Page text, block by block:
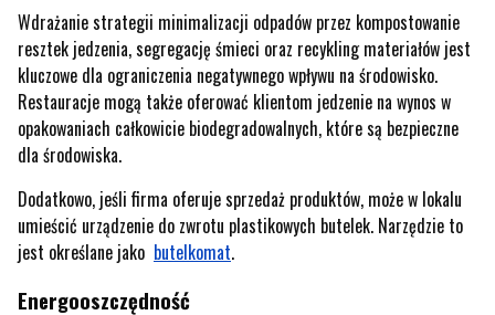
Wdrażanie strategii minimalizacji odpadów przez kompostowanie
resztek jedzenia, segregację śmieci oraz recykling materiałów jest
kluczowe dla ograniczenia negatywnego wpływu na środowisko.
Restauracje mogą także oferować klientom jedzenie na wynos w
opakowaniach całkowicie biodegradowalnych, które są bezpieczne
dla środowiska.
Dodatkowo, jeśli firma oferuje sprzedaż produktów, może w lokalu
umieścić urządzenie do zwrotu plastikowych butelek. Narzędzie to
jest określane jako butelkomat.
Energooszczędność